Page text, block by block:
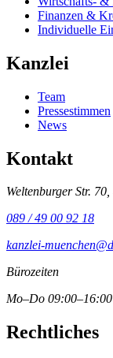
Finanzen &
Individuelle
Kanzlei
Team
Pressestimmen
News
Kontakt
Weltenburger Str.
089 / 49 00 92 18
kanzlei-
Bürozeiten
Mo–Do
Rechtliches